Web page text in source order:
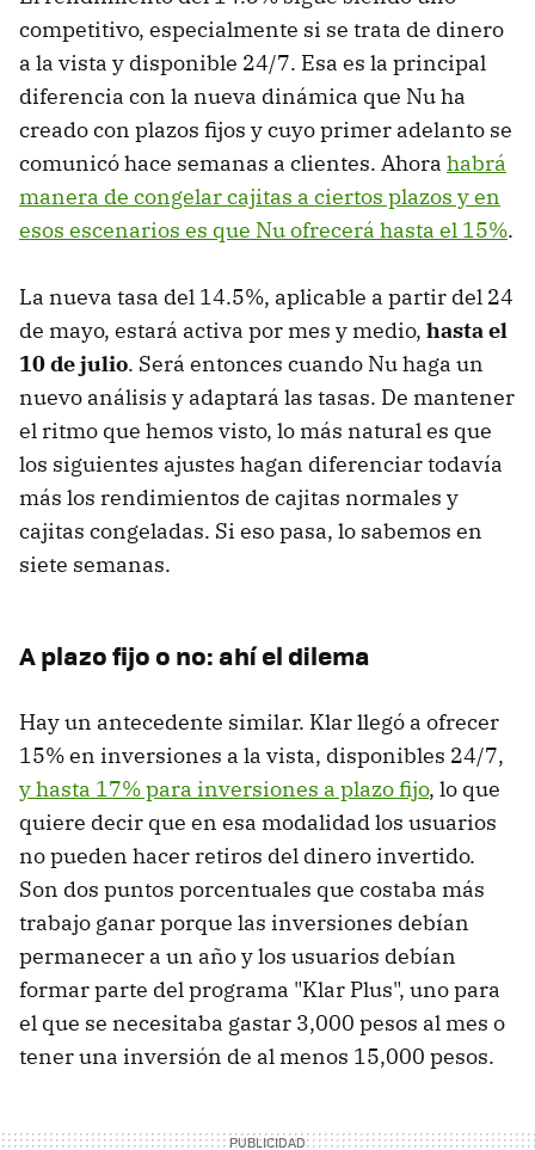
competitivo, especialmente si se trata de dinero
a la vista y disponible 24/7. Esa es la principal
diferencia con la nueva dinámica que Nu ha
creado con plazos fijos y cuyo primer adelanto se
comunicó hace semanas a clientes. Ahora habrá
manera de congelar cajitas a ciertos plazos y en
esos escenarios es que Nu ofrecerá hasta el 15%.
La nueva tasa del 14.5%, aplicable a partir del 24
de mayo, estará activa por mes y medio, hasta el
10 de julio. Será entonces cuando Nu haga un
nuevo análisis y adaptará las tasas. De mantener
el ritmo que hemos visto, lo más natural es que
los siguientes ajustes hagan diferenciar todavía
más los rendimientos de cajitas normales y
cajitas congeladas. Si eso pasa, lo sabemos en
siete semanas.
A plazo fijo o no: ahí el dilema
Hay un antecedente similar. Klar llegó a ofrecer
15% en inversiones a la vista, disponibles 24/7,
y hasta 17% para inversiones a plazo fijo, lo que
quiere decir que en esa modalidad los usuarios
no pueden hacer retiros del dinero invertido.
Son dos puntos porcentuales que costaba más
trabajo ganar porque las inversiones debían
permanecer a un año y los usuarios debían
formar parte del programa "Klar Plus", uno para
el que se necesitaba gastar 3,000 pesos al mes o
tener una inversión de al menos 15,000 pesos.